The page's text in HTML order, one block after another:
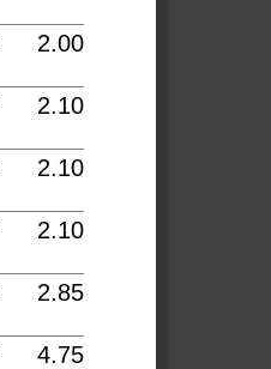
2.00
2.10
2.10
2.10
2.85
4.75